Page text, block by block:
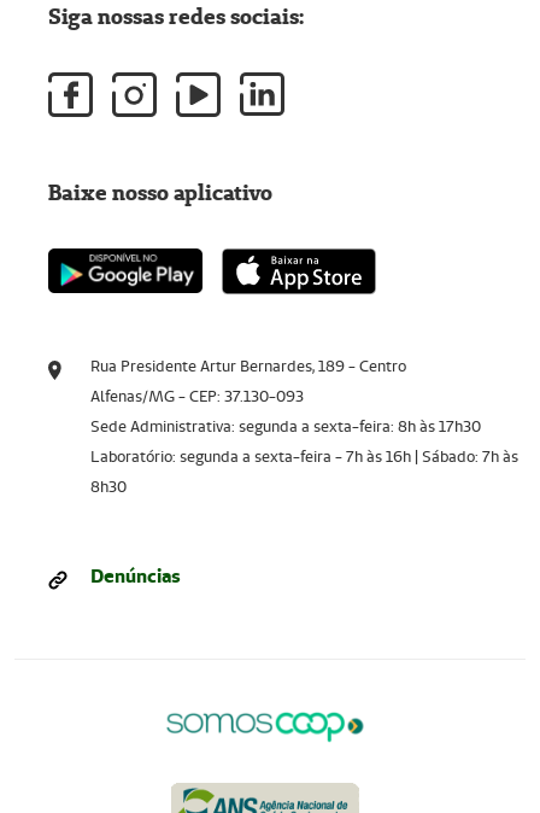
Rua Presidente Artur Bernardes, 189 - Centro
Alfenas/MG - CEP: 37.130-093
Sede Administrativa: segunda a sexta-feira: 8h às 17h30
Laboratório: segunda a sexta-feira - 7h às 16h | Sábado: 7h às
8h30
Denúncias
Siga nossas redes sociais:
Baixe nosso aplicativo